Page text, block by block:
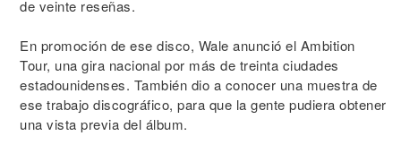
de veinte reseñas.
En promoción de ese disco, Wale anunció el Ambition
Tour, una gira nacional por más de treinta ciudades
estadounidenses. También dio a conocer una muestra de
ese trabajo discográfico, para que la gente pudiera obtener
una vista previa del álbum.